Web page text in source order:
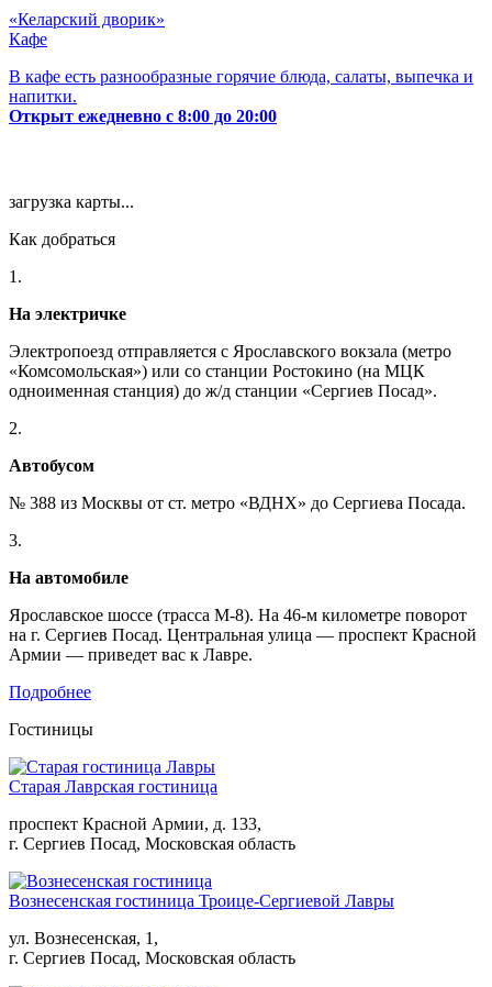
«Келарский дворик»
Кафе
В кафе есть разнообразные горячие блюда, салаты, выпечка и
напитки.
Открыт ежедневно с 8:00 до 20:00
загрузка карты...
Как добраться
1.
На электричке
Электропоезд отправляется с Ярославского вокзала (метро
«Комсомольская») или со станции Ростокино (на МЦК
одноименная станция) до ж/д станции «Сергиев Посад».
2.
Автобусом
№ 388 из Москвы от ст. метро «ВДНХ» до Сергиева Посада.
3.
На автомобиле
Ярославское шоссе (трасса М-8). На 46-м километре поворот
на г. Сергиев Посад. Центральная улица — проспект Красной
Армии — приведет вас к Лавре.
Подробнее
Гостиницы
Старая Лаврская гостиница
проспект Красной Армии, д. 133,
г. Сергиев Посад, Московская область
Вознесенская гостиница Троице-Сергиевой Лавры
ул. Вознесенская, 1,
г. Сергиев Посад, Московская область